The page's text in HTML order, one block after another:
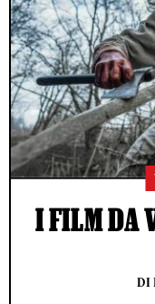
I FILM DA
DI